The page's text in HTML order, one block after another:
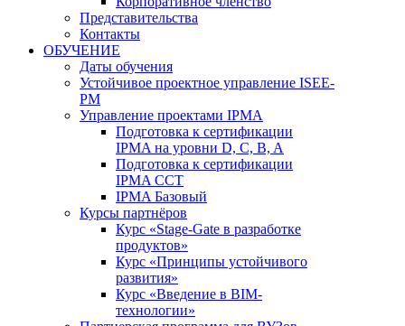
Представительства
Контакты
ОБУЧЕНИЕ
Даты обучения
Устойчивое проектное управление ISEE-
PM
Управление проектами IPMA
Подготовка к сертификации
IPMA на уровни D, C, B, A
Подготовка к сертификации
IPMA CCT
IPMA Базовый
Курсы партнёров
Курс «Stage-Gate в разработке
продуктов»
Курс «Принципы устойчивого
развития»
Курс «Введение в BIM-
технологии»